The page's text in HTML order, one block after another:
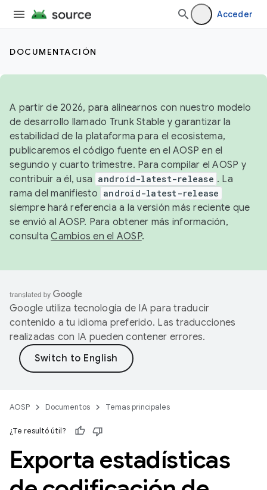
Acceder
DOCUMENTACIÓN
A partir de 2026, para alinearnos con nuestro modelo
de desarrollo llamado Trunk Stable y garantizar la
estabilidad de la plataforma para el ecosistema,
publicaremos el código fuente en el AOSP en el
segundo y cuarto trimestre. Para compilar el AOSP y
contribuir a él, usa android-latest-release . La
rama del manifiesto android-latest-release
siempre hará referencia a la versión más reciente que
se envió al AOSP. Para obtener más información,
consultaCambios en el AOSP.
Google utiliza tecnología de IA para traducir
contenido a tu idioma preferido. Las traducciones
realizadas con IA pueden contener errores.
AOSP Documentos Temas principales
¿Te resultó útil?
Exporta estadísticas